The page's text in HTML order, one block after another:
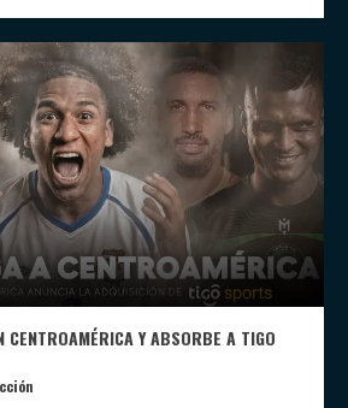
CENTROAMÉRICA Y ABSORBE A TIGO